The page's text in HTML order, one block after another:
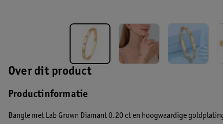
Over dit product
Productinformatie
Bangle met Lab Grown Diamant 0.20 ct en hoogwaardige